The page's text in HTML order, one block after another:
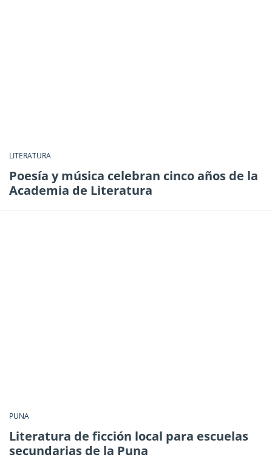
LITERATURA
Poesía y música celebran cinco años de la
Academia de Literatura
PUNA
Literatura de ficción local para escuelas
secundarias de la Puna